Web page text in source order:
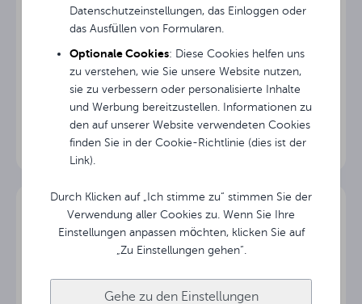
Datenschutzeinstellungen, das Einloggen oder
das Ausfüllen von Formularen.
Optionale Cookies: Diese Cookies helfen uns
zu verstehen, wie Sie unsere Website nutzen,
sie zu verbessern oder personalisierte Inhalte
und Werbung bereitzustellen. Informationen zu
den auf unserer Website verwendeten Cookies
finden Sie in der Cookie-Richtlinie (dies ist der
Link).
Durch Klicken auf „Ich stimme zu“ stimmen Sie der
Verwendung aller Cookies zu. Wenn Sie Ihre
Einstellungen anpassen möchten, klicken Sie auf
„Zu Einstellungen gehen“.
Gehe zu den Einstellungen
Projektionsfläche Matt White
Betrachtungswinkel °
Gehäuse-
Querschnitt
cm
Nettogewicht
Bruttogewicht 7.7 kg
Garantie (Jahre) 3
Mobile Rahmenleinwand Avtek FOLD 280 (16:9)